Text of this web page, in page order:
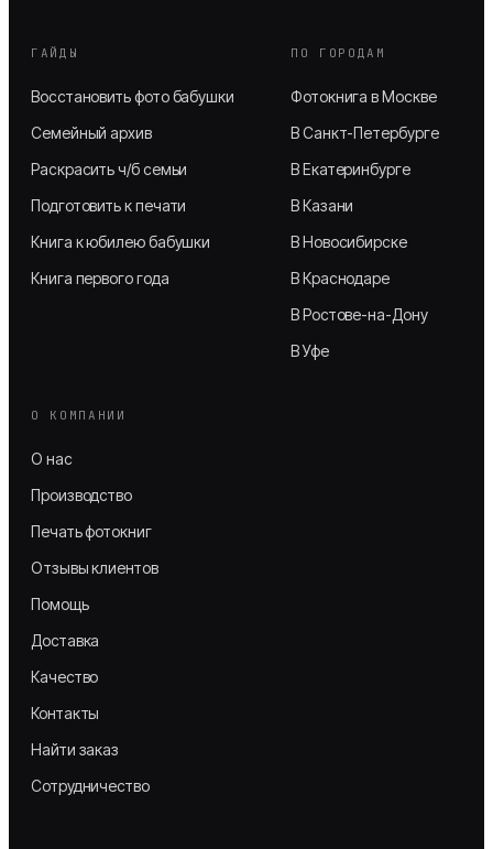
ГАЙДЫ
Восстановить фото бабушки
Семейный архив
Раскрасить ч/б семьи
Подготовить к печати
Книга к юбилею бабушки
Книга первого года
ПО ГОРОДАМ
Фотокнига в Москве
В Санкт-Петербурге
В Екатеринбурге
В Казани
В Новосибирске
В Краснодаре
В Ростове-на-Дону
В Уфе
О КОМПАНИИ
О нас
Производство
Печать фотокниг
Отзывы клиентов
Помощь
Доставка
Качество
Контакты
Найти заказ
Сотрудничество